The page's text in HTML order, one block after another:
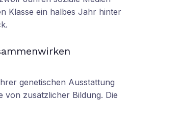
Klasse ein halbes Jahr hinter
genetischen Ausstattung
von zusätzlicher Bildung. Die